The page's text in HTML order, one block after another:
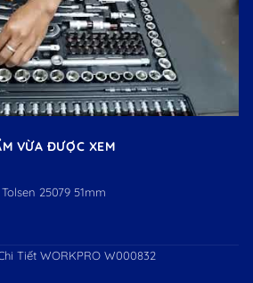
VỪA ĐƯỢC XEM
25079 51mm
Tiết WORKPRO W000832